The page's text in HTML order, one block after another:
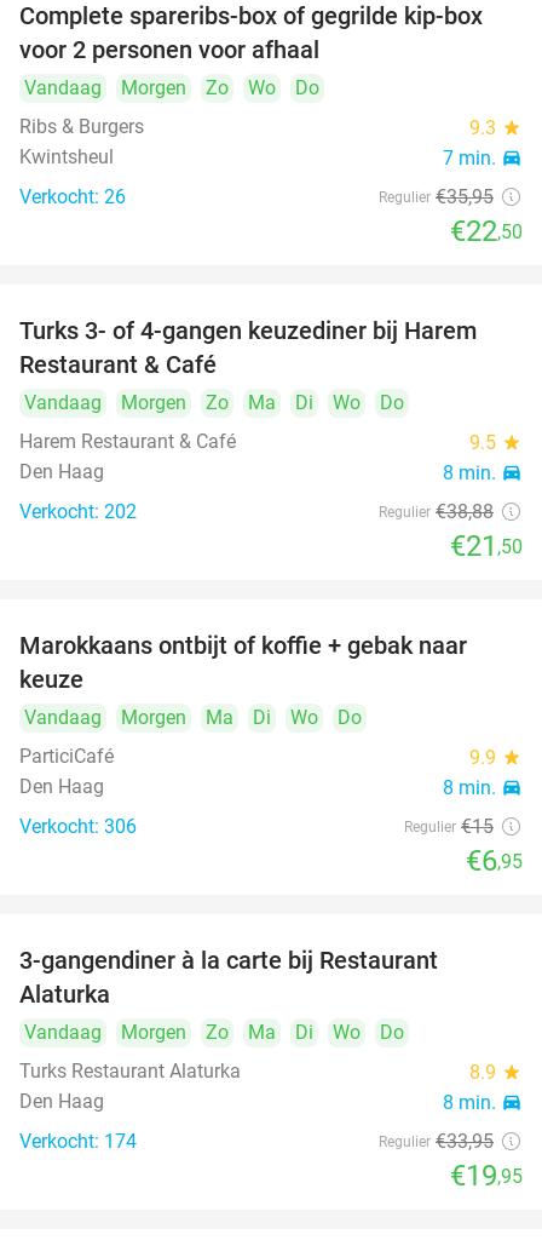
37%
Complete spareribs-box of gegrilde kip-box
voor 2 personen voor afhaal
Vandaag Morgen Zo Wo
Do
Ribs & Burgers
9.3 star
Kwintsheul 7 min. directions_car
Verkocht: 26 Regulier €35,95
€22,50
45%
Turks 3- of 4-gangen keuzediner bij Harem
Restaurant & Café
Vandaag Morgen Zo Ma Di Wo
Do
Harem Restaurant & Café
9.5 star
Den Haag 8 min. directions_car
Verkocht: 202 Regulier €38,88
€21 ,50
Marokkaans ontbijt of koffie + gebak naar
keuze
Vandaag Morgen Ma Di Wo
Do
ParticiCafé
9.9 star
Den Haag 8 min. directions_car
Verkocht: 306 Regulier €15
€6,95
3-gangendiner à la carte bij Restaurant
Alaturka
Vandaag Morgen Zo Ma Di Wo
Do
Turks Restaurant Alaturka
8.9 star
Den Haag 8 min. directions_car
Verkocht: 174 Regulier €33,95
€19,95